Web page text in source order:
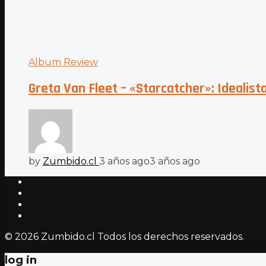
Album Review
Greta Van Fleet – «Starcatcher»:
by Zumbido.cl 3 años ago3 años ago
© 2026 Zumbido.cl Todos los derechos reservados.
log in